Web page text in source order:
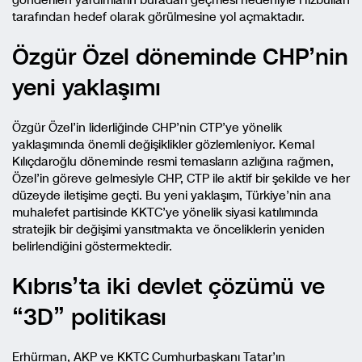
tarafından hedef olarak görülmesine yol açmaktadır.
Özgür Özel döneminde CHP’nin
yeni yaklaşımı
Özgür Özel’in liderliğinde CHP’nin CTP’ye yönelik
yaklaşımında önemli değişiklikler gözlemleniyor. Kemal
Kılıçdaroğlu döneminde resmi temasların azlığına rağmen,
Özel’in göreve gelmesiyle CHP, CTP ile aktif bir şekilde ve her
düzeyde iletişime geçti. Bu yeni yaklaşım, Türkiye’nin ana
muhalefet partisinde KKTC’ye yönelik siyasi katılımında
stratejik bir değişimi yansıtmakta ve önceliklerin yeniden
belirlendiğini göstermektedir.
Kıbrıs’ta iki devlet çözümü ve
“3D” politikası
Erhürman, AKP ve KKTC Cumhurbaşkanı Tatar’ın